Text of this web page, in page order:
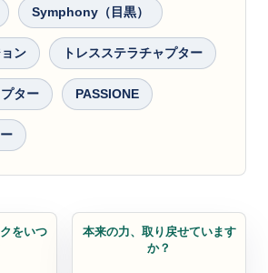
Symphony（目黒）
ン トレスステラチャプター
ター PASSIONE
をいつ
本来の力、取り戻せています
か？